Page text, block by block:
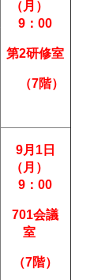
（月）
9：00
第2研修室
（7階）
9月1日
（月）
9：00
701会議
室
（7階）